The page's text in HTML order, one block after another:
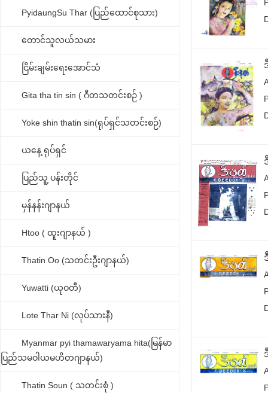
PyidaungSu Thar (ပြည်ထောင်စုသား)
တောင်သူလယ်သမား
ငြိမ်းချမ်းရေးအောင်သံ
Gita tha tin sin ( ဂီတသတင်းစဉ် )
Yoke shin thatin sin(ရုပ်ရှင်သတင်းစဉ်)
ယနေ့ ရုပ်ရှင်
ပြည်သူ့ ပန်းတိုင်
မှန်နန်းဂျာနယ်
Htoo ( ထူးဂျာနယ် )
Thatin Oo (သတင်းဦးဂျာနယ်)
Yuwatti (ယုဝတီ)
Lote Thar Ni (လုပ်သားနီ)
Myanmar pyi thamawaryama hita(မြန်မာ
ပြည်သမဝါယမဟိတဂျာနယ်)
Thatin Soun ( သတင်းစုံ )